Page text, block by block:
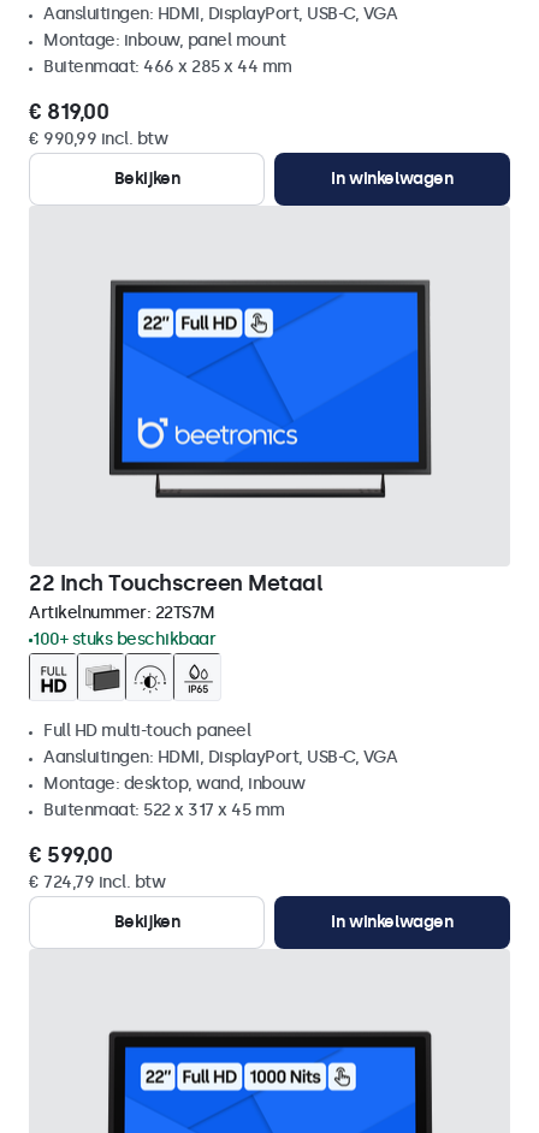
Aansluitingen: HDMI, DisplayPort, USB-C, VGA
Montage: inbouw, panel mount
Buitenmaat: 466 x 285 x 44 mm
€ 819,00
€ 990,99 incl. btw
Bekijken
In winkelwagen
22 Inch Touchscreen Metaal
Artikelnummer: 22TS7M
100+ stuks beschikbaar
Full HD multi-touch paneel
Aansluitingen: HDMI, DisplayPort, USB-C, VGA
Montage: desktop, wand, inbouw
Buitenmaat: 522 x 317 x 45 mm
€ 599,00
€ 724,79 incl. btw
Bekijken
In winkelwagen